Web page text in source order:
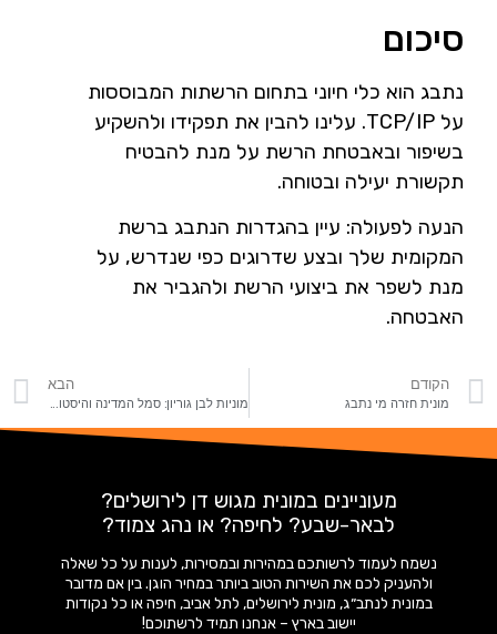
סיכום
נתבג הוא כלי חיוני בתחום הרשתות המבוססות
על TCP/IP. עלינו להבין את תפקידו ולהשקיע
בשיפור ובאבטחת הרשת על מנת להבטיח
תקשורת יעילה ובטוחה.
הנעה לפעולה: עיין בהגדרות הנתבג ברשת
המקומית שלך ובצע שדרוגים כפי שנדרש, על
מנת לשפר את ביצועי הרשת ולהגביר את
האבטחה.
הקודם
מונית חזרה מי נתבג
הבא
מוניות לבן גוריון: סמל המדינה והיסטוריה
מעוניינים במונית מגוש דן לירושלים?
לבאר-שבע? לחיפה? או נהג צמוד?
נשמח לעמוד לרשותכם במהירות ובמסירות, לענות על כל שאלה
ולהעניק לכם את השירות הטוב ביותר במחיר הוגן. בין אם מדובר
במונית לנתב״ג, מונית לירושלים, לתל אביב, חיפה או כל נקודות
יישוב בארץ – אנחנו תמיד לרשתוכם!